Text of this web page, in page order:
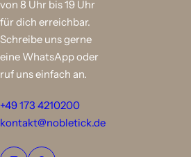
von 8 Uhr bis 19 Uhr
für dich erreichbar.
Schreibe uns gerne
eine WhatsApp oder
ruf uns einfach an.
+49 173 4210200
kontakt@nobletick.de